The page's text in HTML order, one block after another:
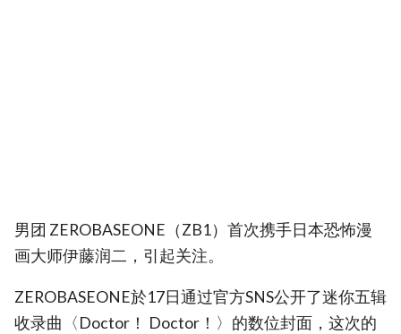
男团 ZEROBASEONE（ZB1）首次携手日本恐怖漫
画大师伊藤润二，引起关注。
ZEROBASEONE於17日通过官方SNS公开了迷你五辑
收录曲〈Doctor！ Doctor！〉的数位封面，这次的